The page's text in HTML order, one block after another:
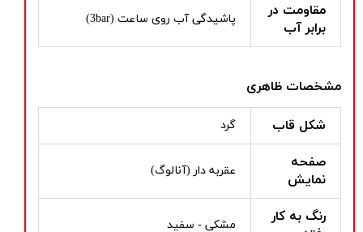
مقاومت در
برابر آب
پاشیدگی آب روی ساعت (3bar)
مشخصات ظاهری
شکل قاب گرد
صفحه
نمایش
عقربه دار (آنالوگ)
رنگ به کار
مشکی - سفید